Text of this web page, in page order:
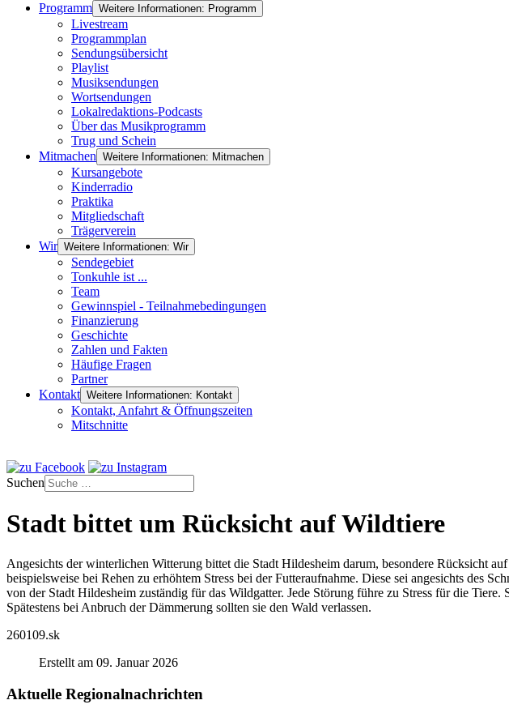
Programm Weitere Informationen: Programm
Livestream
Programmplan
Sendungsübersicht
Playlist
Musiksendungen
Wortsendungen
Lokalredaktions-Podcasts
Über das Musikprogramm
Trug und Schein
Mitmachen Weitere Informationen: Mitmachen
Kursangebote
Kinderradio
Praktika
Mitgliedschaft
Trägerverein
Wir Weitere Informationen: Wir
Sendegebiet
Tonkuhle ist ...
Team
Gewinnspiel - Teilnahmebedingungen
Finanzierung
Geschichte
Zahlen und Fakten
Häufige Fragen
Partner
Kontakt Weitere Informationen: Kontakt
Kontakt, Anfahrt & Öffnungszeiten
Mitschnitte
Suchen
Stadt bittet um Rücksicht auf Wildtiere
Angesichts der winterlichen Witterung bittet die Stadt Hildesheim darum, besondere Rücksicht
beispielsweise bei Rehen zu erhöhtem Stress bei der Futteraufnahme. Diese sei angesichts des
von der Stadt Hildesheim zuständig für das Wildgatter. Jede Störung führe zu Stress für die
Spätestens bei Anbruch der Dämmerung sollten sie den Wald verlassen.
260109.sk
Erstellt am 09. Januar 2026
Aktuelle Regionalnachrichten